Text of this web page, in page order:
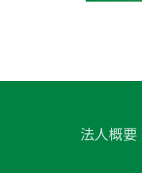
法人概要